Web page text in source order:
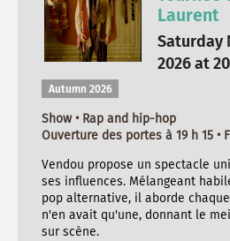
Laurent
Saturday
2026 at
Autumn 2026
Show • Rap and hip-hop
Ouverture des portes à 19 h 15 •
Vendou propose un spectacle
ses influences. Mélangeant
pop alternative, il aborde
n'en avait qu'une, donnant le
sur scène.